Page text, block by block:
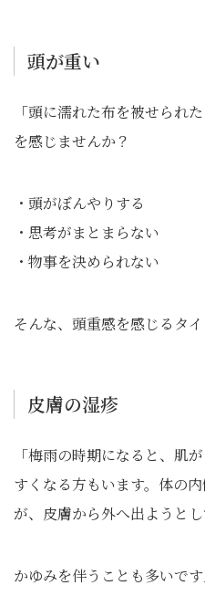
頭が重い
「頭に濡れた布を被せられ
を感じませんか？
・頭がぼんやりする
・思考がまとまらない
・物事を決められない
そんな、頭重感を感じるタ
皮膚の湿疹
「梅雨の時期になると、肌
すくなる方もいます。体の
が、皮膚から外へ出ようとし
かゆみを伴うことも多いです